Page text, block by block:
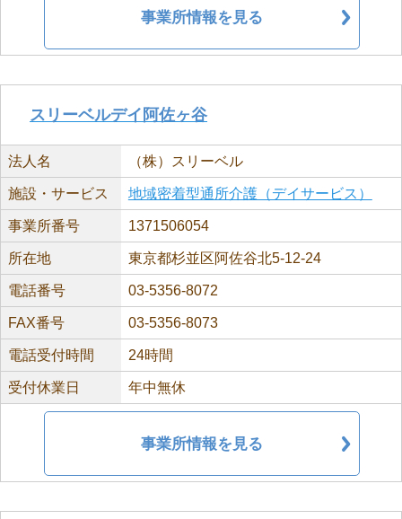
事業所情報を見る
スリーベルデイ阿佐ヶ谷
法人名 （株）スリーベル
施設・サービス 地域密着型通所介護（デイサービス）
事業所番号 1371506054
所在地 東京都杉並区阿佐谷北5-12-24
電話番号 03-5356-8072
FAX番号 03-5356-8073
電話受付時間 24時間
受付休業日 年中無休
事業所情報を見る